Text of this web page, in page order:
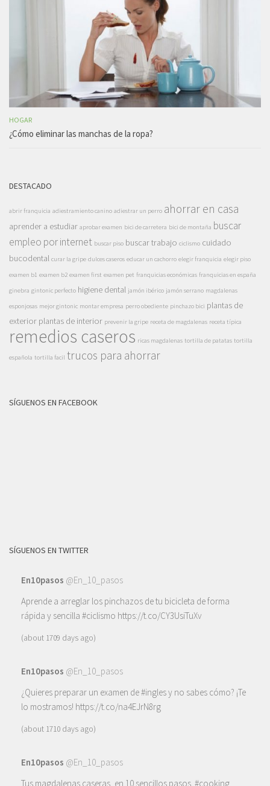
HOGAR
¿Cómo eliminar las manchas de la ropa?
DESTACADO
abrir franquicia adiestramiento canino adiestrar un perro ahorrar en casa
aprender a estudiar aprobar examen bici de carretera bici de montaña buscar
empleo por internet buscar piso buscar trabajo ciclismo cuidado
bucodental curar la gripe dulces caseros educar un cachorro elegir franquicia elegir piso
examen b1 examen b2 examen first examen pet franquicias económicas franquicias en españa
ginebra gintonic perfecto higiene dental jamón ibérico jamón serrano magdalenas
esponjosas mejor gintonic montar empresa perro obediente pinchazo bici plantas de
exterior plantas de interior prevenir la gripe receta de magdalenas receta típica
remedios caseros ricas magdalenas tortilla de patatas tortilla
española tortilla facil trucos para ahorrar
SÍGUENOS EN FACEBOOK
SÍGUENOS EN TWITTER
En10pasos @En_10_pasos
Aprende a arreglar los pinchazos de tu bicicleta de forma
rápida y sencilla #ciclismo https://t.co/CY3UsiTuXv
(about 1709 days ago)
En10pasos @En_10_pasos
¿Quieres preparar un examen de#inglesy no sabes cómo? ¡Te
lo mostramos! https://t.co/na4EJrN8rg
(about 1710 days ago)
En10pasos @En_10_pasos
Tus magdalenas caseras, en 10 sencillos pasos. #cooking